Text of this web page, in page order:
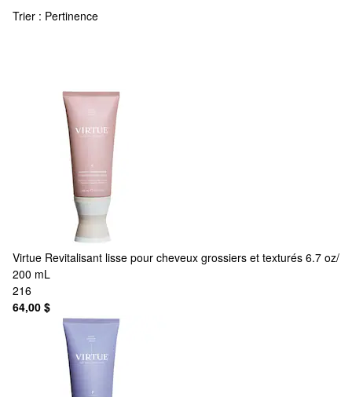
Trier : Pertinence
Virtue Revitalisant lisse pour cheveux grossiers et texturés 6.7 oz/
200 mL
216
64,00 $